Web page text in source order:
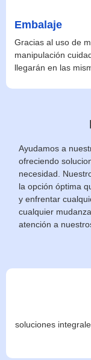
Embalaje
Gracias al uso de
manipulación
llegarán en las
Ayudamos a
ofreciendo
necesidad.
la opción óptima
y enfrentar
cualquier
atención a
soluciones